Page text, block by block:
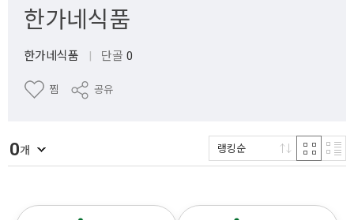
한가네식품
한가네식품 | 단골 0
찜 공유
0개 랭킹순